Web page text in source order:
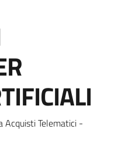
Acquisti Telematici -